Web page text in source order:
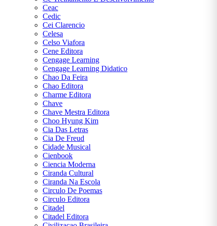
mensagem
Ceac
Cedic
Cei Clarencio
Celesa
Celso Viafora
Cene Editora
Cengage Learning
Cengage Learning Didatico
Chao Da Feira
Chao Editora
Charme Editora
Chave
Chave Mestra Editora
Choo Hyung Kim
Cia Das Letras
Cia De Freud
Cidade Musical
Cienbook
Ciencia Moderna
Ciranda Cultural
Ciranda Na Escola
Circulo De Poemas
Circulo Editora
Citadel
Citadel Editora